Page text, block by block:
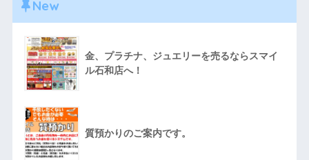
New
金、プラチナ、ジュエリーを売るならスマイ
ル石和店へ！
質預かりのご案内です。